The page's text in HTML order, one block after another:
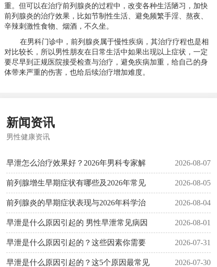
重。但可以在治疗前列腺炎的过程中，改变各种生活陋习，加快
前列腺炎的治疗效果，比如节制性生活、避免频繁手淫、熬夜、
辛辣刺激性食物、烟酒，不久坐。
在男科门诊中，前列腺炎属于慢性疾病，其治疗疗程也是相
对比较长，所以男性朋友在日常生活中如果出现以上症状，一定
要尽早到正规医院接受检查与治疗，避免疾病加重，给自己的身
体带来严重的伤害，也给后续治疗增加难度。
新闻资讯
男性健康资讯
早泄怎么治疗效果好？2026年男科专家解 2026-08-07
前列腺增生早期症状有哪些及2026年常见 2026-08-05
前列腺炎的早期症状表现与2026年科学治 2026-08-04
早泄是什么原因引起的 男性早泄常见病因 2026-08-01
早泄是什么原因引起的？这些因素你需要 2026-07-31
早泄是什么原因引起的？这5个原因最常见 2026-07-30